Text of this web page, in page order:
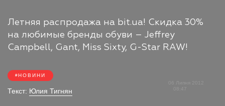
Летняя распродажа на bit.ua! Скидка 30%
на любимые бренды обуви – Jeffrey
Campbell, Gant, Miss Sixty, G-Star RAW!
НОВИНИ
Текст: Юлия Тигнян
06 Липня 2012
08:47